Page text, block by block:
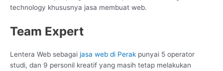
technology khususnya jasa membuat web.
Team Expert
Lentera Web sebagai jasa web di Perak punyai 5 operator
studi, dan 9 personil kreatif yang masih tetap melakukan